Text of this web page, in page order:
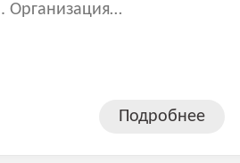
Организация
Подробнее